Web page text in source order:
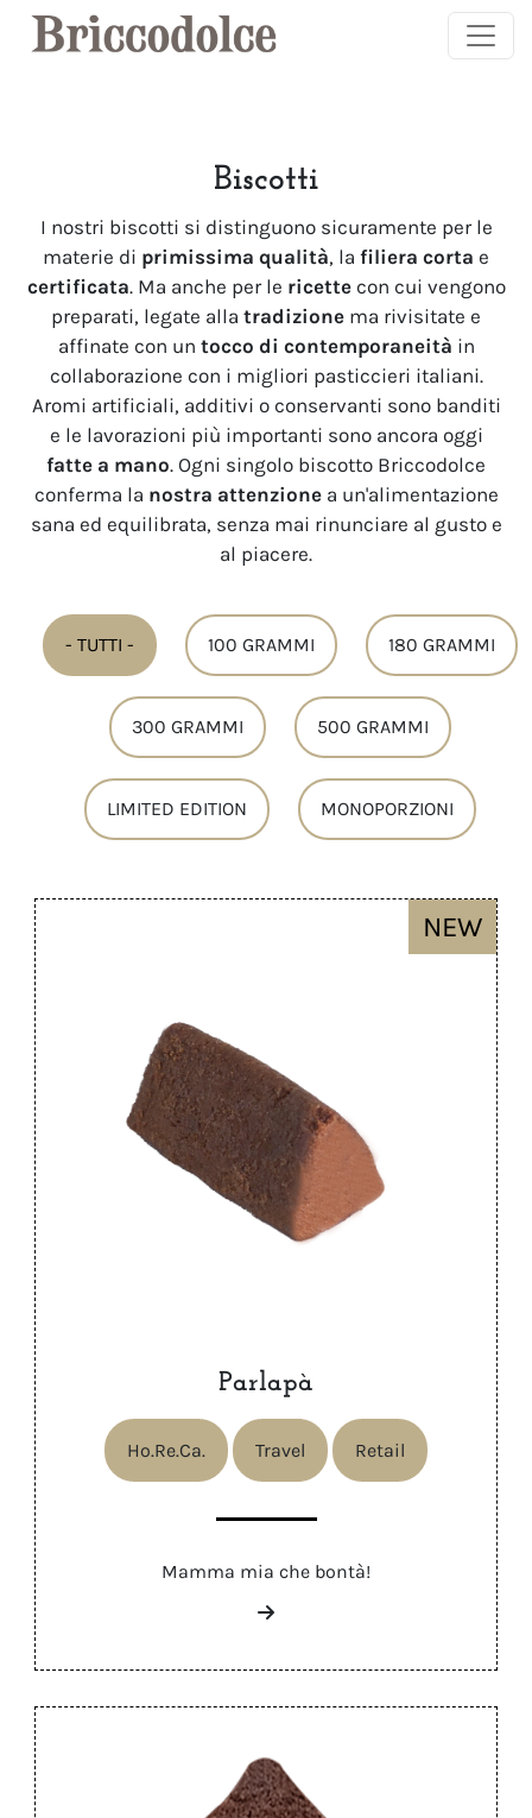
Salta al contenuto principale
Biscotti
I nostri biscotti si distinguono sicuramente per le
materie di primissima qualità, la filiera corta e
certificata. Ma anche per le ricette con cui vengono
preparati, legate alla tradizione ma rivisitate e
affinate con un tocco di contemporaneità in
collaborazione con i migliori pasticcieri italiani.
Aromi artificiali, additivi o conservanti sono banditi
e le lavorazioni più importanti sono ancora oggi
fatte a mano. Ogni singolo biscotto Briccodolce
conferma la nostra attenzionea un'alimentazione
sana ed equilibrata, senza mai rinunciare al gusto e
al piacere.
- TUTTI - 100 GRAMMI 180 GRAMMI
300 GRAMMI 500 GRAMMI
LIMITED EDITION MONOPORZIONI
NEW
Parlapà
Ho.Re.Ca. Travel Retail
Mamma mia che bontà!